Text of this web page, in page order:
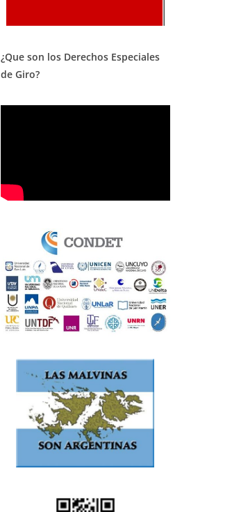
¿Que son los Derechos Especiales
de Giro?